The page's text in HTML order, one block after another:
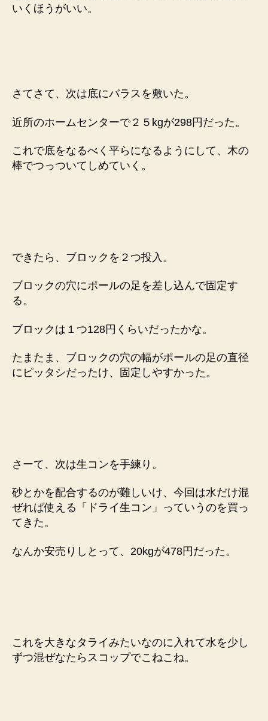
いくほうがいい。
さてさて、次は底にバラスを敷いた。
近所のホームセンターで２５kgが298円だった。
これで底をなるべく平らになるようにして、木の
棒でつっついてしめていく。
できたら、ブロックを２つ投入。
ブロックの穴にポールの足を差し込んで固定す
る。
ブロックは１つ128円くらいだったかな。
たまたま、ブロックの穴の幅がポールの足の直径
にピッタシだったけ、固定しやすかった。
さーて、次は生コンを手練り。
砂とかを配合するのが難しいけ、今回は水だけ混
ぜれば使える「ドライ生コン」っていうのを買っ
てきた。
なんか安売りしとって、20kgが478円だった。
これを大きなタライみたいなのに入れて水を少し
ずつ混ぜなたらスコップでこねこね。